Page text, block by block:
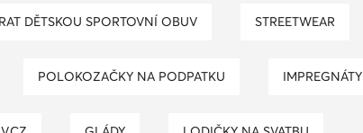
DĚTSKOU SPORTOVNÍ OBUV STREETWEAR
POLOKOZAČKY NA PODPATKU IMPREGNÁTY